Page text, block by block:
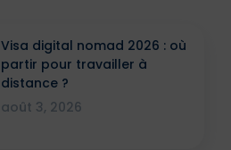
Visa digital nomad 2026 : où
partir pour travailler à
distance ?
août 3, 2026